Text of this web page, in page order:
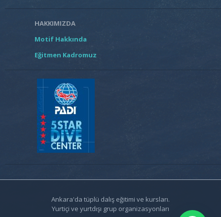
HAKKIMIZDA
Motif Hakkında
Eğitmen Kadromuz
Ankara'da tüplü dalış eğitimi ve kursları.
Yurtiçi ve yurtdışı grup organizasyonları